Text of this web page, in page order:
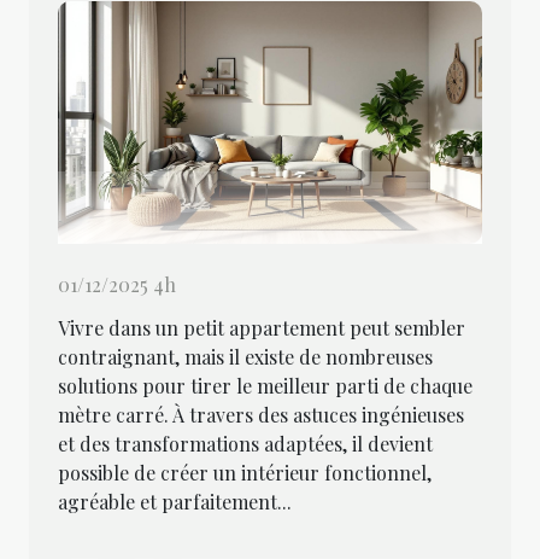
01/12/2025 4h
Vivre dans un petit appartement peut sembler
contraignant, mais il existe de nombreuses
solutions pour tirer le meilleur parti de chaque
mètre carré. À travers des astuces ingénieuses
et des transformations adaptées, il devient
possible de créer un intérieur fonctionnel,
agréable et parfaitement...